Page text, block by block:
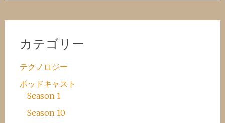
カテゴリー
テクノロジー
ポッドキャスト
Season 1
Season 10